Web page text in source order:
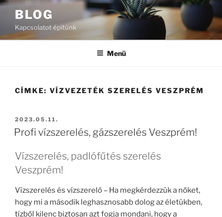
Tartalomhoz
BLOG
Kapcsolatot építünk
Menü
CÍMKE: VÍZVEZETÉK SZERELÉS VESZPRÉM
BEKÜLDVE:
2023.05.11.
Profi vízszerelés, gázszerelés Veszprém!
Vízszerelés, padlófűtés szerelés
Veszprém!
Vízszerelés és vízszerelő – Ha megkérdezzük a nőket,
hogy mi a második leghasznosabb dolog az életükben,
tízből kilenc biztosan azt fogja mondani, hogy a